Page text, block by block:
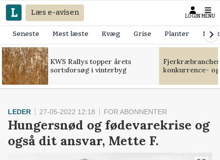
Læs e-avisen LOGIN MENU
Seneste Mest læste Kvæg Grise Planter
KWS Rallys topper årets
sortsforsøg i vinterbyg
konkurrence-
LEDER 27-05-2022 12:18 FOR ABONNENTER
Hungersnød og fødevarekrise og
også dit ansvar, Mette F.